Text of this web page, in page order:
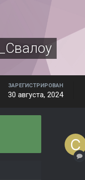
ЗАРЕГИСТРИРОВАН
30 августа, 2024